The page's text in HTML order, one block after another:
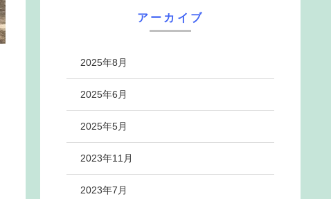
アーカイブ
2025年8月
2025年6月
2025年5月
2023年11月
2023年7月